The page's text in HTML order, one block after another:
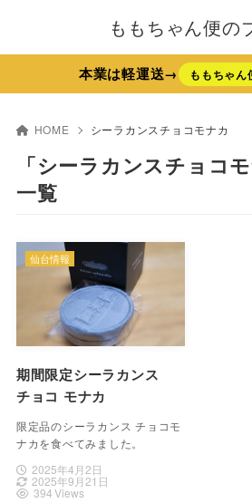
ももちゃん便の
本業は軽運送→ ももちゃん
HOME シーラカンスチョコモナカ
「シーラカンスチョコ
一覧
期間限定シーラカンス
チョコ モナカ
限定品のシーラカンス チョコモ
ナカを食べてみました。
2025年4月2日
2025年9月21日
仙台情報
394 Views